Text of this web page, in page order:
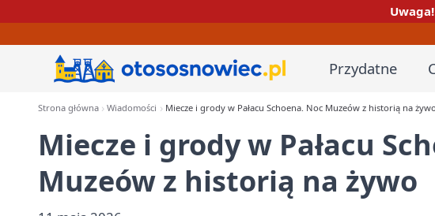
Przydatne
Strona główna Wiadomości Miecze i grody w Pałacu Schoena. Noc Muzeów z historią na żywo
Miecze i grody w Pałacu
Muzeów z historią na żywo